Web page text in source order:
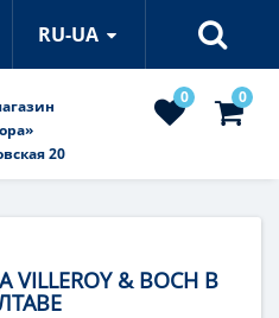
RU-UA
20
0 0
& BOCH В